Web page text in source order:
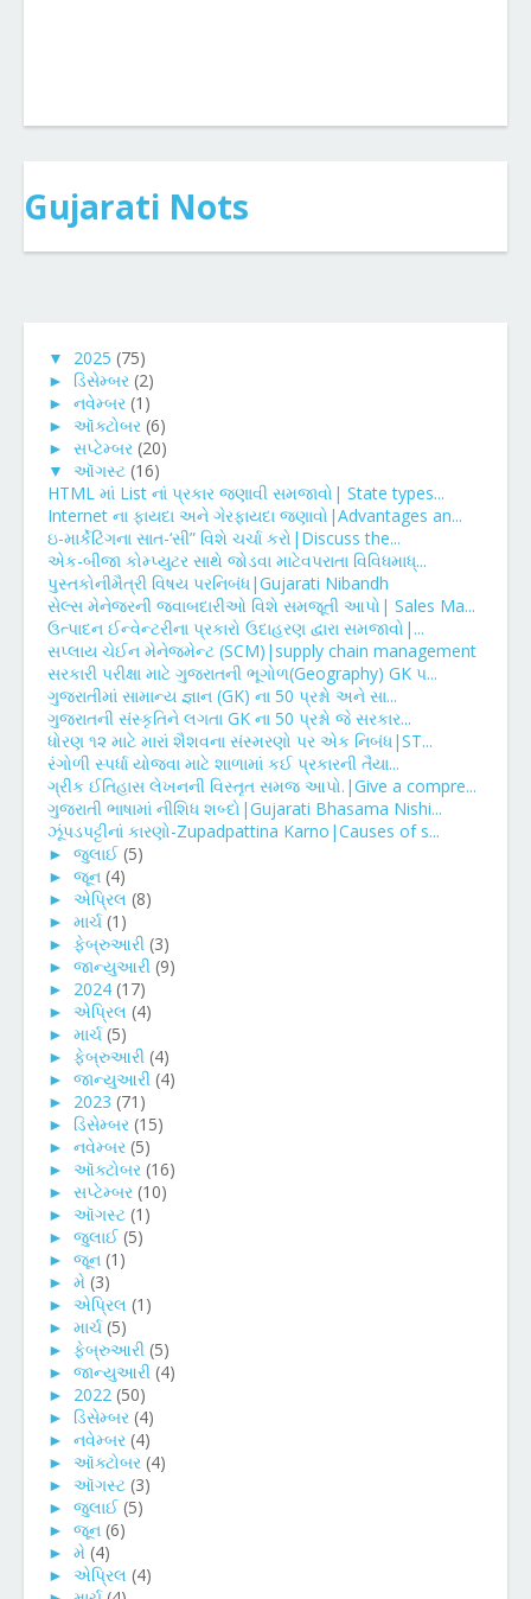
Gujarati Nots
▼ 2025 (75)
► ડિસેમ્બર (2)
► નવેમ્બર (1)
► ઑક્ટોબર (6)
► સપ્ટેમ્બર (20)
▼ ઑગસ્ટ (16)
HTML માં List નાં પ્રકાર જણાવી સમજાવો| State types...
Internet ના ફાયદા અને ગેરફાયદા જણાવો|Advantages an...
ઇ-માર્કેટિંગના સાત-‘સી” વિશે ચર્ચા કરો|Discuss the...
એક-બીજા કોમ્પ્યુટર સાથે જોડવા માટેવપરાતા વિવિધમાધ્...
પુસ્તકોનીમૈત્રી વિષય પરનિબંધ|Gujarati Nibandh
સેલ્સ મેનેજરની જવાબદારીઓ વિશે સમજૂતી આપો| Sales Ma...
ઉત્પાદન ઈન્વેન્ટરીના પ્રકારો ઉદાહરણ દ્વારા સમજાવો|...
સપ્લાય ચેઈન મેનેજમેન્ટ (SCM)|supply chain management
સરકારી પરીક્ષા માટે ગુજરાતની ભૂગોળ(Geography) GK પ...
ગુજરાતીમાં સામાન્ય જ્ઞાન (GK) ના 50 પ્રશ્નો અને સા...
ગુજરાતની સંસ્કૃતિને લગતા GK ના 50 પ્રશ્નો જે સરકાર...
ધોરણ ૧૨ માટે મારાં શૈશવના સંસ્મરણો પર એક નિબંધ|ST...
રંગોળી સ્પર્ધા યોજવા માટે શાળામાં કઈ પ્રકારની તૈયા...
ગ્રીક ઈતિહાસ લેખનની વિસ્તૃત સમજ આપો.|Give a compre...
ગુજરાતી ભાષામાં નીશિધ શબ્દો|Gujarati Bhasama Nishi...
ઝૂંપડપટ્ટીનાં કારણો-Zupadpattina Karno|Causes of s...
► જુલાઈ (5)
► જૂન (4)
► એપ્રિલ (8)
► માર્ચ (1)
► ફેબ્રુઆરી (3)
► જાન્યુઆરી (9)
► 2024 (17)
► એપ્રિલ (4)
► માર્ચ (5)
► ફેબ્રુઆરી (4)
► જાન્યુઆરી (4)
► 2023 (71)
► ડિસેમ્બર (15)
► નવેમ્બર (5)
► ઑક્ટોબર (16)
► સપ્ટેમ્બર (10)
► ઑગસ્ટ (1)
► જુલાઈ (5)
► જૂન (1)
► મે (3)
► એપ્રિલ (1)
► માર્ચ (5)
► ફેબ્રુઆરી (5)
► જાન્યુઆરી (4)
► 2022 (50)
► ડિસેમ્બર (4)
► નવેમ્બર (4)
► ઑક્ટોબર (4)
► ઑગસ્ટ (3)
► જુલાઈ (5)
► જૂન (6)
► મે (4)
► એપ્રિલ (4)